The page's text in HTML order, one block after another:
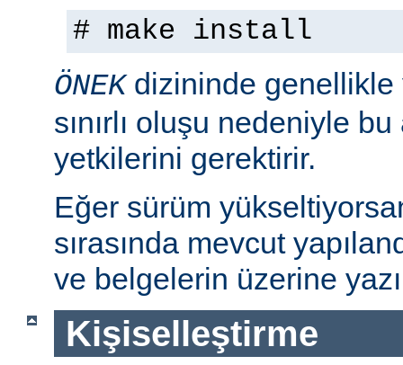
# make install
ÖNEKdizininde genellikle
sınırlı oluşu nedeniyle
yetkilerini gerektirir.
Eğer sürüm
sırasında mevcut
ve belgelerin üzerine
Kişiselleştirme